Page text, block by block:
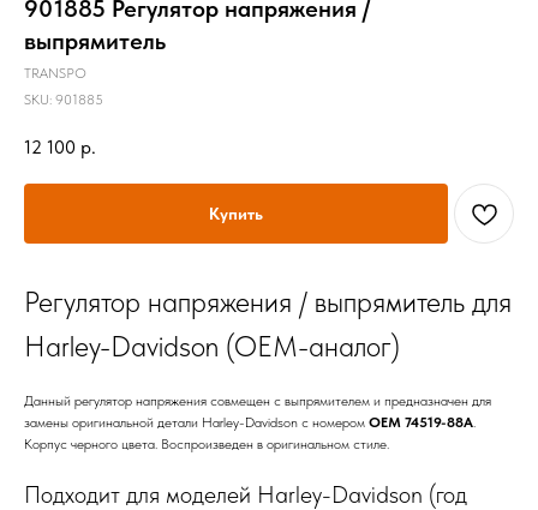
901885 Регулятор напряжения /
выпрямитель
TRANSPO
SKU: 901885
12 100 р.
Купить
Регулятор напряжения / выпрямитель для
Harley-Davidson (OEM-аналог)
Данный регулятор напряжения совмещен с выпрямителем и предназначен для
замены оригинальной детали Harley-Davidson с номером OEM 74519-88A.
Корпус черного цвета. Воспроизведен в оригинальном стиле.
Подходит для моделей Harley-Davidson (год